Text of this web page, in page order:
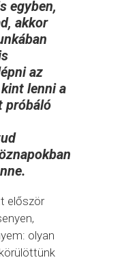
egyben,
akkor
az
lenni a
próbáló
először
olyan